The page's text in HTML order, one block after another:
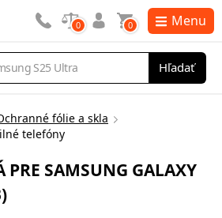
Hľadať
0 0 Menu
fólie a skla
telefóny
PRE SAMSUNG GALAXY